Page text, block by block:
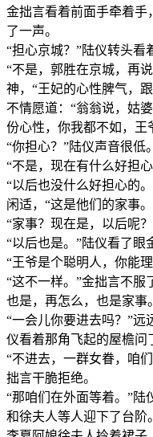
金拙言看着前面手牵着手
了一声。
“担心京城？”陆仪转头看
“不是，郭胜在京城，再
神，“王妃的心性脾气，
不情愿道：“翁翁说，姑
份心性，你我都不如，王
“你担心？”陆仪声音很低。
“不是，现在有什么好担
“以后也没什么好担心的
闲适，“这是他们的家事
“家事？现在是，以后呢
“以后也是。”陆仪看了眼
“王爷是个聪明人，你能
“这不一样。”金拙言不服
也是，再怎么，也是家事
“一会儿你要进去吗？”
仪看着那角飞起的屋檐问
“不进去，一群女眷，咱
拙言干脆拒绝。
“那咱们在外面等着。”陆
和徐夫人等人迎下了台阶。